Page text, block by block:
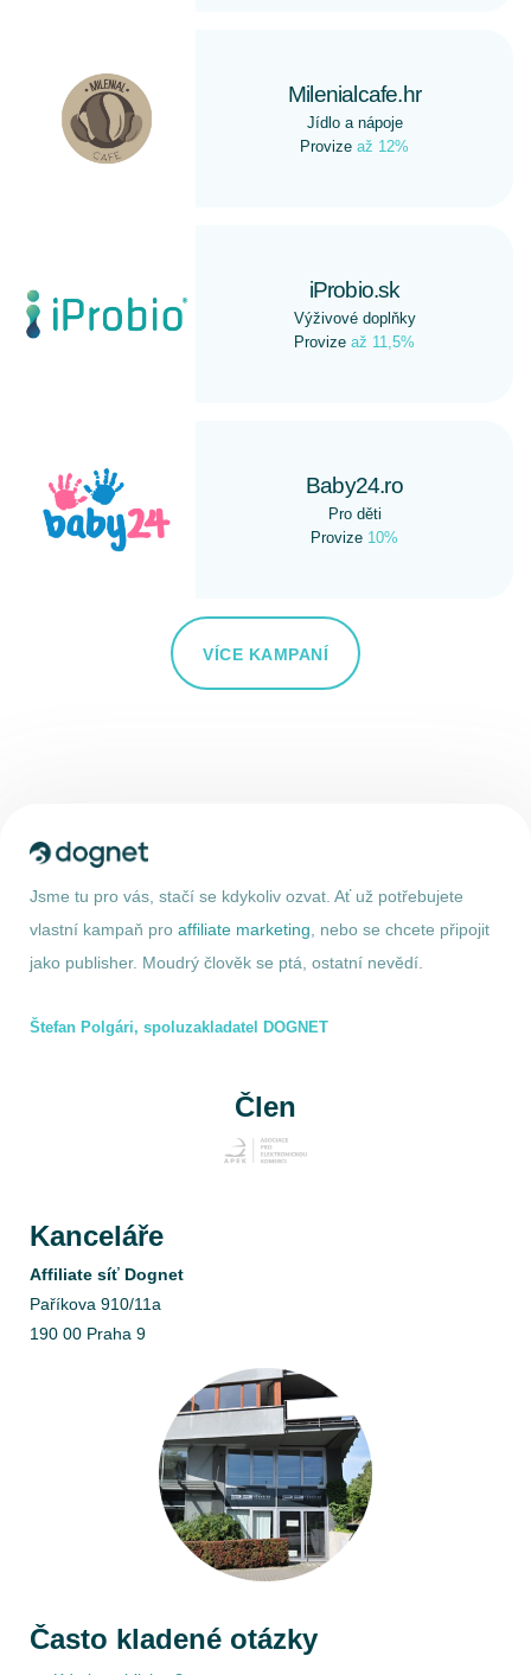
Milenialcafe.hr
Jídlo a nápoje
Provize až 12%
iProbio.sk
Výživové doplňky
Provize až 11,5%
Baby24.ro
Pro děti
Provize 10%
VÍCE KAMPANÍ
Jsme tu pro vás, stačí se kdykoliv ozvat. Ať už potřebujete
vlastní kampaň pro affiliate marketing , nebo se chcete připojit
jako publisher. Moudrý člověk se ptá, ostatní nevědí.
Štefan Polgári, spoluzakladatel DOGNET
Člen
Kanceláře
Affiliate síť Dognet
Paříkova 910/11a
190 00 Praha 9
Často kladené otázky